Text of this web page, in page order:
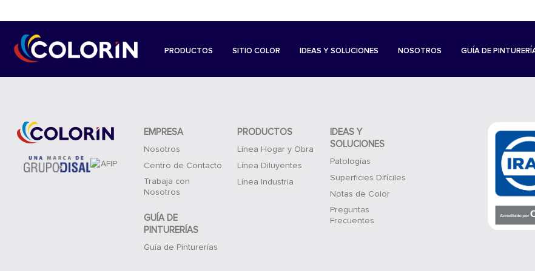
PRODUCTOS SITIO COLOR IDEAS Y SOLUCIONES NOSOTROS GUÍA DE
EMPRESA
Nosotros
Centro de Contacto
Trabaja con
Nosotros
GUÍA DE
PINTURERÍAS
Guía de Pinturerías
PRODUCTOS
Línea Hogar y Obra
Línea Diluyentes
Línea Industria
IDEAS Y
SOLUCIONES
Patologías
Superficies Difíciles
Notas de Color
Preguntas
Frecuentes